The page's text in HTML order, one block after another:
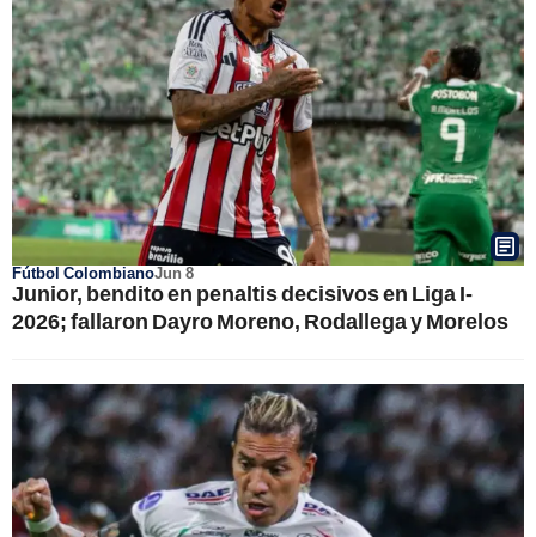
Fútbol ColombianoJun 8
Junior, bendito en penaltis decisivos en Liga I-
2026; fallaron Dayro Moreno, Rodallega y Morelos